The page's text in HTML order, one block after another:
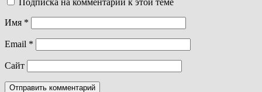
Подписка на комментарии к этой теме
Имя *
Email *
Сайт